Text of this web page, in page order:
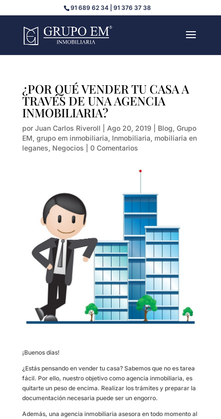
91 689 62 34 | 91 376 37 38
¿POR QUÉ VENDER TU CASA A
TRAVÉS DE UNA AGENCIA
INMOBILIARIA?
por Juan Carlos Riveroll Ago 20, 2019 Blog, Grupo
EM, grupo em inmobiliaria, Inmobiliaria, mobiliaria en
leganes, Negocios 0 Comentarios
¡Buenos días!
¿Estás pensando en vender tu casa? Sabemos que no es tarea
fácil. Por ello, nuestro objetivo como agencia inmobiliaria, es
quitarte un peso de encima. Realizar los trámites y preparar la
documentación necesaria puede ser un engorro.
Además, una agencia inmobiliaria asesora en todo momento al